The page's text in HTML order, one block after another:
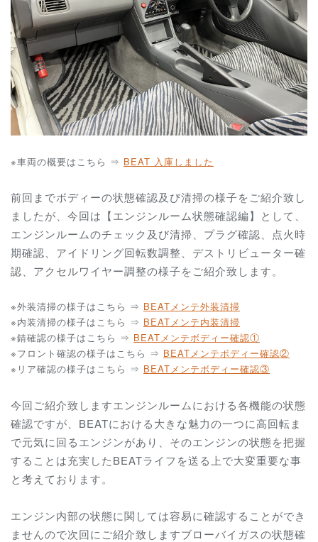
※車両の概要はこちら ⇒ BEAT 入庫しました
前回までボディーの状態確認及び清掃の様子をご紹介致し
ましたが、今回は【エンジンルーム状態確認編】として、
エンジンルームのチェック及び清掃、プラグ確認、点火時
期確認、アイドリング回転数調整、デストリビューター確
認、アクセルワイヤー調整の様子をご紹介致します。
※外装清掃の様子はこちら ⇒ BEATメンテ外装清掃
※内装清掃の様子はこちら ⇒ BEATメンテ内装清掃
※錆確認の様子はこちら ⇒ BEATメンテボディー確認①
※フロント確認の様子はこちら ⇒ BEATメンテボディー確認②
※リア確認の様子はこちら ⇒ BEATメンテボディー確認③
今回ご紹介致しますエンジンルームにおける各機能の状態
確認ですが、BEATにおける大きな魅力の一つに高回転ま
で元気に回るエンジンがあり、そのエンジンの状態を把握
することは充実したBEATライフを送る上で大変重要な事
と考えております。
エンジン内部の状態に関しては容易に確認することができ
ませんので次回にご紹介致しますブローバイガスの状態確